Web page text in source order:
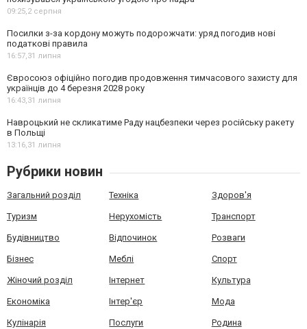
09:25,2 серпня
Посилки з-за кордону можуть подорожчати: уряд погодив нові
податкові правила
16:57,31 липня
Євросоюз офіційно погодив продовження тимчасового захисту для
українців до 4 березня 2028 року
16:43,31 липня
Навроцький не скликатиме Раду нацбезпеки через російську ракету
в Польщі
13:16,31 липня
Рубрики новин
Загальний розділ Техніка Здоров'я
Туризм Нерухомість Транспорт
Будівництво Відпочинок Розваги
Бізнес Меблі Спорт
Жіночий розділ Інтернет Культура
Економіка Інтер'єр Мода
Кулінарія Послуги Родина